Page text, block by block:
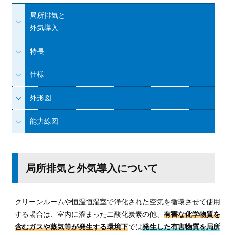
局所排気と
外気導入
特長
仕様
外形図
能力線図
局所排気と外気導入について
クリーンルームや恒温恒湿室で浄化された空気を循環させて使用
する場合は、室内に溜まった二酸化炭素の他、 有害な化学物質を
含むガスや蒸気等が発生する環境下では発生した有害物質を局所